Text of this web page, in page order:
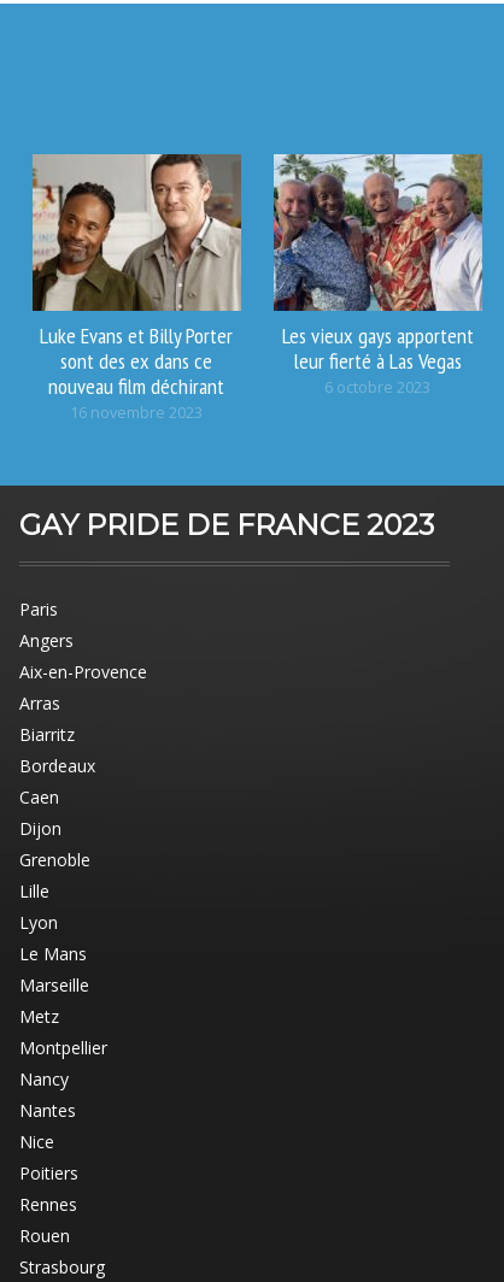
Luke Evans et Billy Porter
sont des ex dans ce
nouveau film déchirant
16 novembre 2023
Les vieux gays apportent
leur fierté à Las Vegas
6 octobre 2023
GAY PRIDE DE FRANCE 2023
Paris
Angers
Aix-en-Provence
Arras
Biarritz
Bordeaux
Caen
Dijon
Grenoble
Lille
Lyon
Le Mans
Marseille
Metz
Montpellier
Nancy
Nantes
Nice
Poitiers
Rennes
Rouen
Strasbourg